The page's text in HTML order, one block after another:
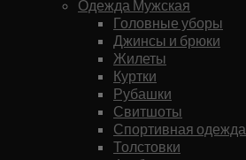
Одежда Мужская
Головные уборы
Джинсы и брюки
Жилеты
Куртки
Рубашки
Свитшоты
Спортивная одежда
Толстовки